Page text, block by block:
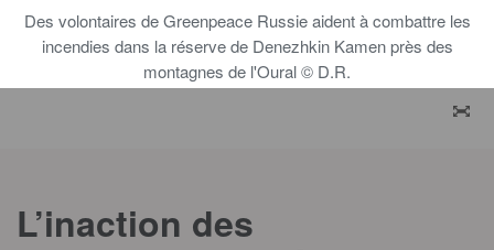
Des volontaires de Greenpeace Russie aident à combattre les
incendies dans la réserve de Denezhkin Kamen près des
montagnes de l'Oural © D.R.
L’inaction des